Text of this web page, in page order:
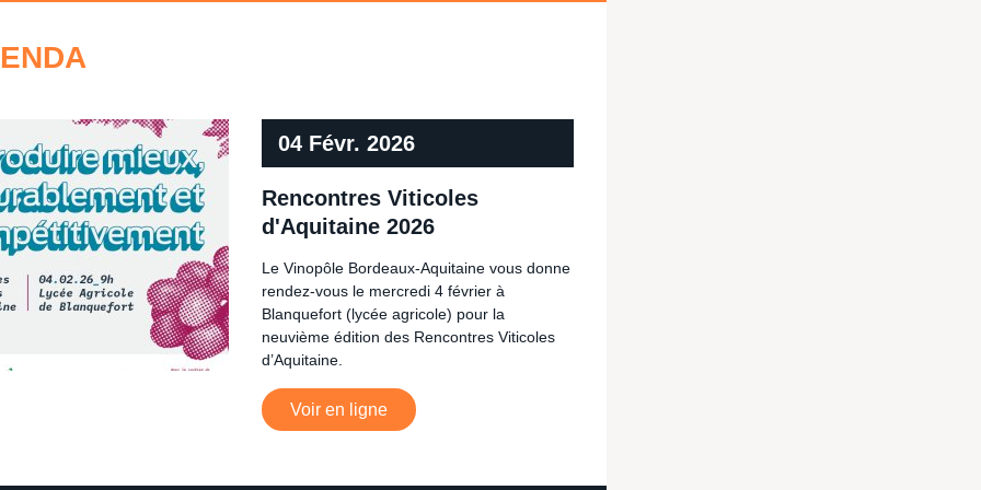
04 Févr. 2026
Rencontres Viticoles
d'Aquitaine 2026
Le Vinopôle Bordeaux-Aquitaine vous donne
rendez-vous le mercredi 4 février à
Blanquefort (lycée agricole) pour la
neuvième édition des Rencontres Viticoles
d’Aquitaine.
Voir en ligne